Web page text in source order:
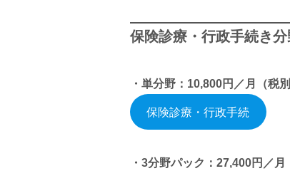
保険診療・行政手続き
・単分野：10,800円／月（税別
保険診療・行政手続
・3分野パック：27,400円／月